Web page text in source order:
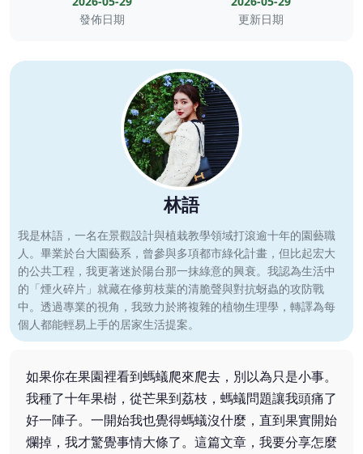
發佈日期
更新日期
林語
我是林語，一名在景觀設計與植栽教學領域打滾逾十年的園藝職
人。畢業於台大園藝系，曾參與多項都市綠化計畫，但比起宏大
的公共工程，我更著迷於陽台那一抹綠意的興衰。我認為生活中
的「煙火碎片」就藏在修剪枝葉的清脆聲與對抗蚜蟲的攻防戰
中。透過專業的視角，我致力於將複雜的植物生理學，轉譯為每
個人都能輕易上手的居家生活提案。
如果你在果園裡看到螞蟻爬來爬去，別以為只是小事。
我種了十年果樹，從芒果到荔枝，螞蟻問題讓我頭痛了
好一陣子。一開始我也覺得螞蟻沒什麼，直到果實開始
爛掉，我才驚覺事情大條了。這篇文章，我要分享怎麼